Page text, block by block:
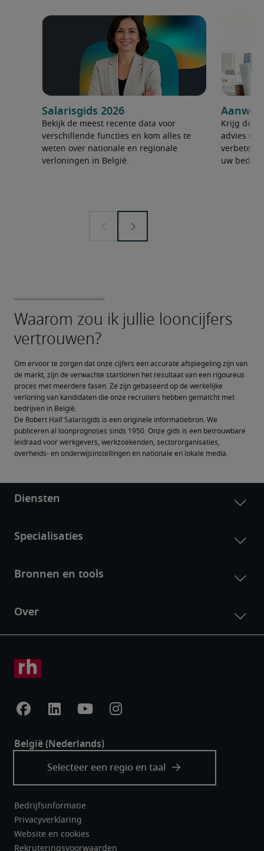
Salarisgids 2026
Bekijk de meest recente data voor
verschillende functies en kom alles te
weten over nationale en regionale
verloningen in België.
Krijg de
advies
uw bedrijf
Om ervoor te zorgen dat onze cijfers een accurate afspiegeling zijn van
de markt, zijn de verwachte startlonen het resultaat van een rigoureus
proces met meerdere fasen. Ze zijn gebaseerd op de werkelijke
verloning van kandidaten die onze recruiters hebben gematcht met
bedrijven in België.
De Robert Half Salarisgids is een originele informatiebron. We
publiceren al loonprognoses sinds 1950. Onze gids is een betrouwbare
leidraad voor werkgevers, werkzoekenden, sectororganisaties,
overheids- en onderwijsinstellingen en nationale en lokale media.
Bedrijfsinformatie
Privacyverklaring
Website en cookies
Rekruteringsvoorwaarden